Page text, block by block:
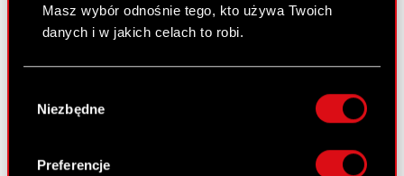
Masz wybór odnośnie tego, kto używa Twoich
danych i w jakich celach to robi.
lokalizacji geograficznej z dokładnością nawet
Identyfikować Twoje urządzenie, aktywnie
zgody
Niezbędne
Preferencje
30 sierpnia 2010
oraz akcji Serii E Optimus przez GPW
30 sierpnia 2010